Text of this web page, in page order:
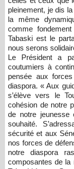
pleinement, je dis
la même
comme
Tabaski est le
nous serons
Le Président a
coutumiers à
pensée aux
diaspora. « Aux
s’élève vers le
cohésion de notre
de notre jeunesse
souhaité.
sécurité et aux
nos forces de
notre diaspora
composantes de la